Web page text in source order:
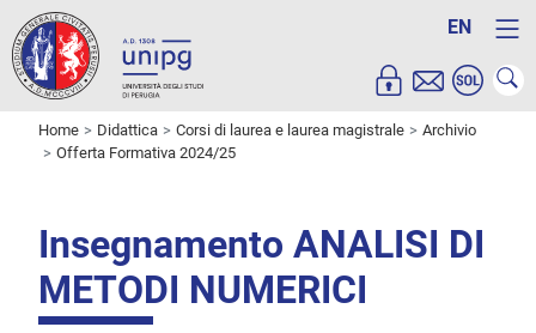
EN
Home Didattica Corsi di laurea e laurea magistrale
Archivio
Offerta Formativa 2024/25
Insegnamento ANALISI DI
METODI NUMERICI